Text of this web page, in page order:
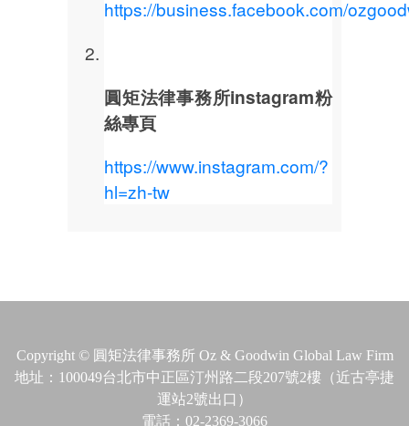
https://business.facebook.com/
圓矩法律事務所instagram粉
絲專頁
https://www.instagram.com/?
hl=zh-tw
Copyright © 圓矩法律事務所 Oz & Goodwin Global Law Firm
地址：100049台北市中正區汀州路二段207號2樓（近古亭捷
運站2號出口）
電話：02-2369-3066